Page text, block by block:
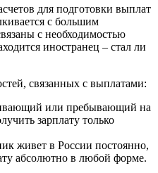
для подготовки выплат
с большим
с необходимостью
иностранец – стал ли
связанных с выплатами:
или пребывающий на
зарплату только
живет в России постоянно,
абсолютно в любой форме.